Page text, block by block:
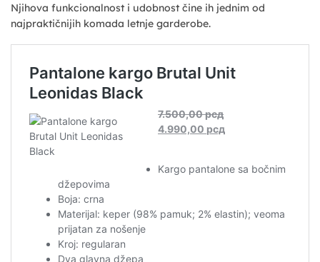
Njihova funkcionalnost i udobnost čine ih jednim od
najpraktičnijih komada letnje garderobe.